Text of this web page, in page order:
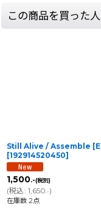
この商品を買った
Still Alive / Assemble
[192914520450]
1,500.-(税別)
(税込: 1,650 .-)
在庫数 2点